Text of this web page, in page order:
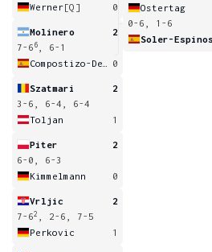
Werner[Q] 0
Molinero
2
7-6 6
, 6-1
0
Szatmari
2
3-6, 6-4, 6-4
Toljan
1
Piter
2
6-0, 6-3
Kimmelmann
0
Vrljic
2
7-62
, 2-6, 7-5
Perkovic
1
Ostertag
0-6, 1-6
Soler-